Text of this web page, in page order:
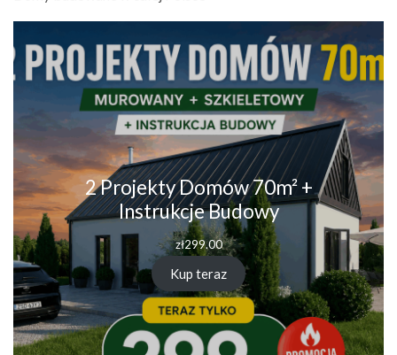
2 Projekty Domów 70m² +
Instrukcje Budowy
zł299.00
Kup teraz